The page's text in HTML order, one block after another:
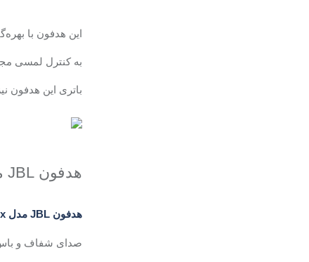
این هدفون با
به کنترل لمسی
باتری این هدفون
هدفون JBL
هدفون JBL مدل Tune Flex
صدای شفاف و باس